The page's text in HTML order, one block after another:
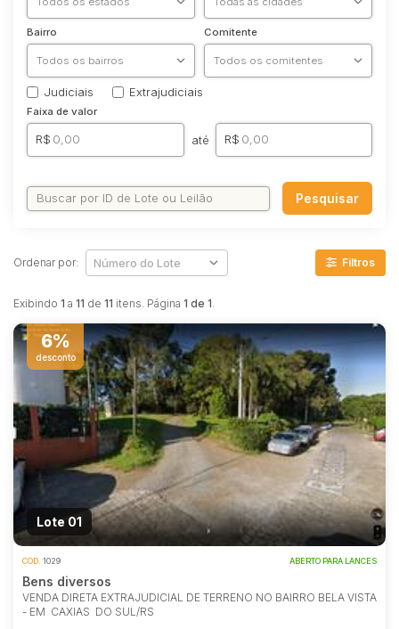
Terreno
Vaga de Garagem
Materiais/Equipamentos
Sucata
Trator/Máquina
MÁQUINA
Veículos
Carros
Reboque
Bairro Comitente
Judiciais Extrajudiciais
Faixa de valor
R$ até R$
Pesquisar
Exibindo 1 a 11 de 11 itens. Página 1 de 1.
Ordenar por: Filtros
6%
desconto
Lote 01
COD. 1029 ABERTO PARA LANCES
Bens diversos
VENDA DIRETA EXTRAJUDICIAL DE TERRENO NO BAIRRO BELA VISTA
- EM CAXIAS DO SUL/RS